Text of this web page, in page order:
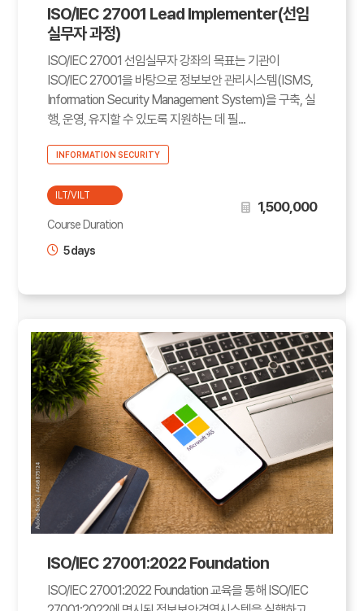
ISO/IEC 27001 Lead Implementer(선임
실무자 과정)
ISO/IEC 27001 선임실무자 강좌의 목표는 기관이
ISO/IEC 27001을 바탕으로 정보보안 관리시스템(ISMS,
Information Security Management System)을 구축, 실
행, 운영, 유지할 수 있도록 지원하는 데 필...
INFORMATION SECURITY
ILT/VILT
Course Duration
5 days
1,500,000
ISO/IEC 27001:2022 Foundation
ISO/IEC 27001:2022 Foundation 교육을 통해 ISO/IEC